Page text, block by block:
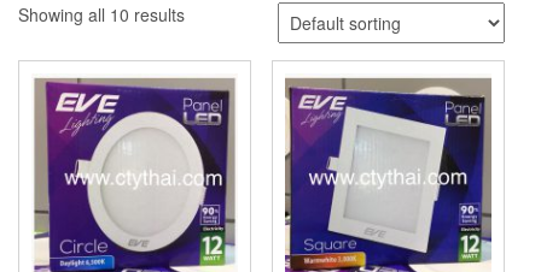
Showing all 10 results